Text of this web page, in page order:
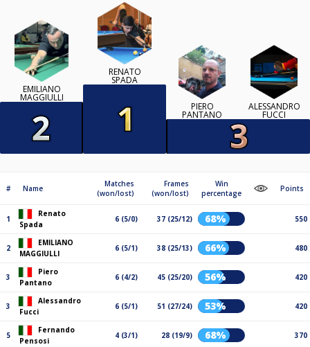
EMILIANO
MAGGIULLI
RENATO
SPADA
PIERO
PANTANO
ALESSANDRO
FUCCI
# Name
Matches
(won/lost)
Frames
(won/lost)
Win
percentage
Points
1
Renato
Spada
6 (5/0) 37 (25/12) 68% 550
2
EMILIANO
MAGGIULLI
6 (5/1) 38 (25/13) 66% 480
3
Piero
Pantano
6 (4/2) 45 (25/20) 56% 420
3
Alessandro
Fucci
6 (5/1) 51 (27/24) 53% 420
5
Fernando
Pensosi
4 (3/1) 28 (19/9) 68% 370